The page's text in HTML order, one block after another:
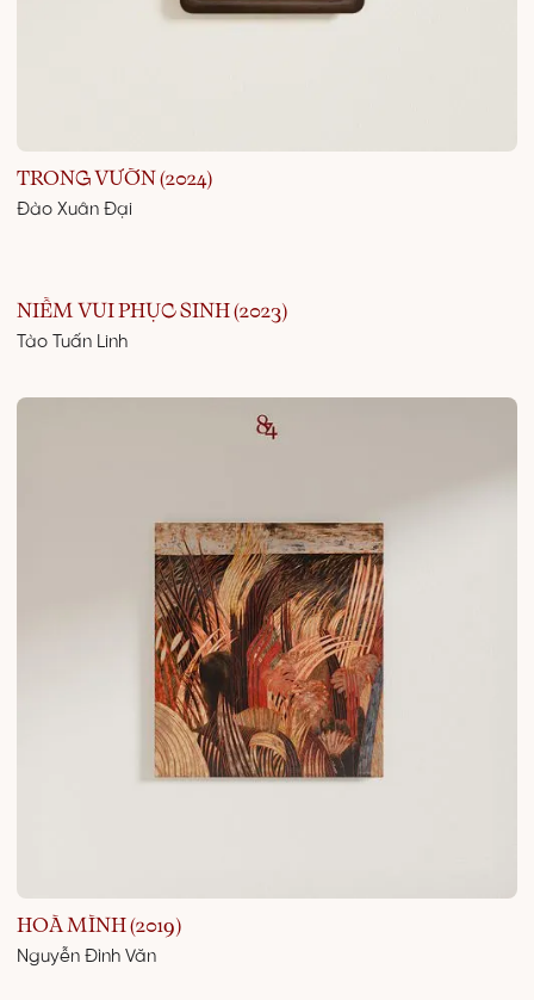
TRONG VƯỜN (2024)
Đào Xuân Đại
NIỀM VUI PHỤC SINH (2023)
Tào Tuấn Linh
HOÀ MÌNH (2019)
Nguyễn Đình Văn